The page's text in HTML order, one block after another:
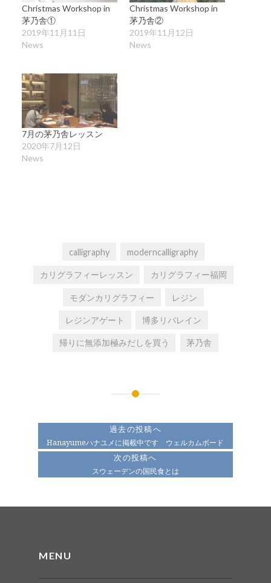
Christmas Workshop in
茅乃舎①
2019年11月11日
News
Christmas Workshop in
茅乃舎②
2019年11月12日
News
7月の茅乃舎レッスン
2020年7月12日
News
calligraphy moderncalligraphy
カリグラフィーレッスン カリグラフィー福岡
モダンカリグラフィー レジン
レジンアゲート 博多リバレイン
帰りに無添加極みだしを買う 茅乃舎
ー
過去の投稿へ
Hanayumeハナユメに掲載中です ウェルカムボード
次の投稿へ
スウェーデンの国民食とは
MENU